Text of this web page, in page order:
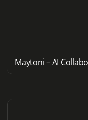
Maytoni – AI